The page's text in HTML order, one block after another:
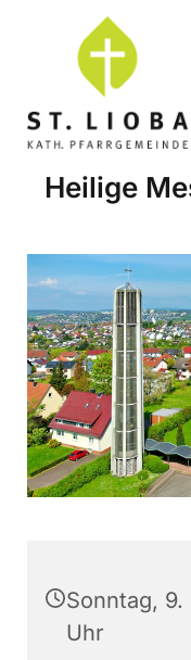
Heilige
Sonntag,
Uhr